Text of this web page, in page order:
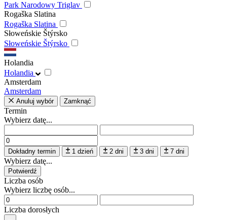
Park Narodowy Triglav
Rogaška Slatina
Rogaška Slatina
Słoweńskie Štýrsko
Słoweńskie Štýrsko
Holandia
Holandia
Amsterdam
Amsterdam
Anuluj wybór Zamknąć
Termin
Wybierz datę...
Dokładny termin 1 dzień 2 dni 3 dni 7 dni
Wybierz datę...
Potwierdź
Liczba osób
Wybierz liczbę osób...
Liczba dorosłych